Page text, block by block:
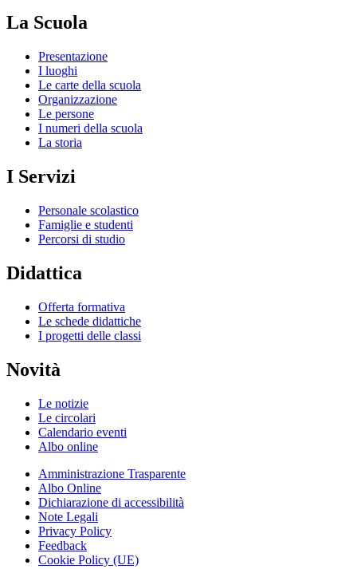
La Scuola
Presentazione
I luoghi
Le carte della scuola
Organizzazione
Le persone
I numeri della scuola
La storia
I Servizi
Personale scolastico
Famiglie e studenti
Percorsi di studio
Didattica
Offerta formativa
Le schede didattiche
I progetti delle classi
Novità
Le notizie
Le circolari
Calendario eventi
Albo online
Amministrazione Trasparente
Albo Online
Dichiarazione di accessibilità
Note Legali
Privacy Policy
Feedback
Cookie Policy (UE)